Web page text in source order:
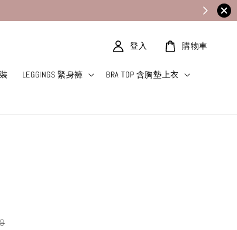
LEGGINGS 緊身褲 BRA TOP 含胸墊上衣
登入 購物車